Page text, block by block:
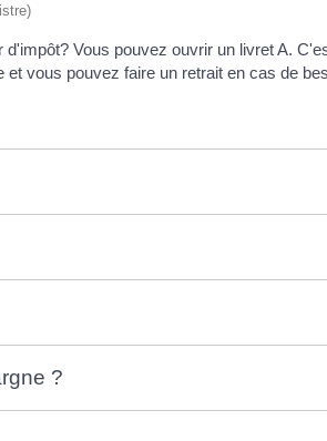
Vous pouvez ouvrir un livret A.
et vous pouvez faire un retrait en cas de
?